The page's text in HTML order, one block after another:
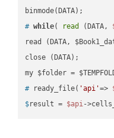
# while( read (DATA,
read (DATA,
close (DATA);
# ready_file( 'api'=>
$result = $api-